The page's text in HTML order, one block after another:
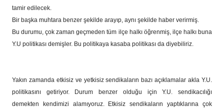
tamir edilecek.
Bir başka muhtara benzer şekilde arayıp, aynı şekilde haber verirmiş.
Bu durumu, çok zaman geçmeden tüm ilçe halkı öğrenmiş, ilçe halkı buna
Y.U politikası demişler. Bu politikaya kasaba politikası da diyebiliriz.
Yakın zamanda etkisiz ve yetkisiz sendikaların bazı açıklamalar akla Y.U.
politikasını getiriyor. Durum benzer olduğu için Y.U. sendikacılığı
demekten kendimizi alamıyoruz. Etkisiz sendikaların yaptıklarına çok